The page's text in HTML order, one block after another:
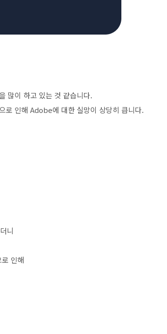
많이 하고 있는 것 같습니다.
로 인해 Adobe에 대한 실망이 상당히 큽니다.
니
인해